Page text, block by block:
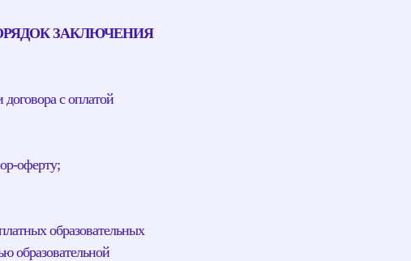
ЗАКЛЮЧЕНИЯ
с оплатой
оферту;
образовательных
образовательной